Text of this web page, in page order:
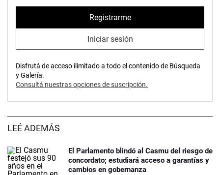
Registrarme
Iniciar sesión
Disfrutá de acceso ilimitado a todo el contenido de Búsqueda
y Galería.
Consultá nuestras opciones de suscripción.
LEÉ ADEMÁS
El Parlamento blindó al Casmu del riesgo de
concordato; estudiará acceso a garantías y
cambios en gobernanza